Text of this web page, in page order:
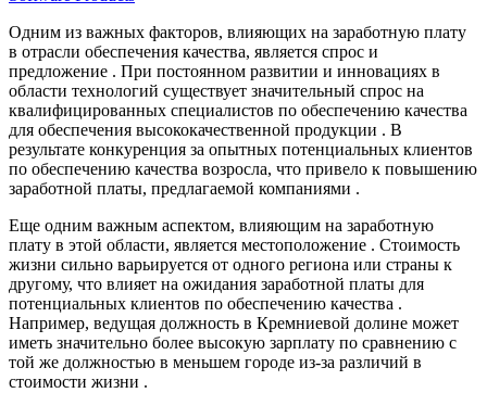
Одним из важных факторов, влияющих на заработную плату
в отрасли обеспечения качества, является спрос и
предложение . При постоянном развитии и инновациях в
области технологий существует значительный спрос на
квалифицированных специалистов по обеспечению качества
для обеспечения высококачественной продукции . В
результате конкуренция за опытных потенциальных клиентов
по обеспечению качества возросла, что привело к повышению
заработной платы, предлагаемой компаниями .
Еще одним важным аспектом, влияющим на заработную
плату в этой области, является местоположение . Стоимость
жизни сильно варьируется от одного региона или страны к
другому, что влияет на ожидания заработной платы для
потенциальных клиентов по обеспечению качества .
Например, ведущая должность в Кремниевой долине может
иметь значительно более высокую зарплату по сравнению с
той же должностью в меньшем городе из-за различий в
стоимости жизни .